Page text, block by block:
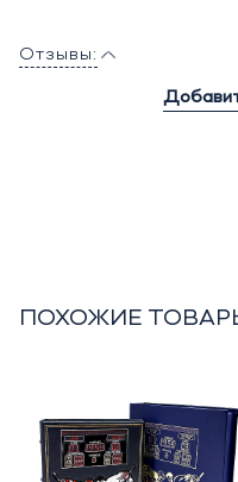
Отзывы:
ПОХОЖИЕ